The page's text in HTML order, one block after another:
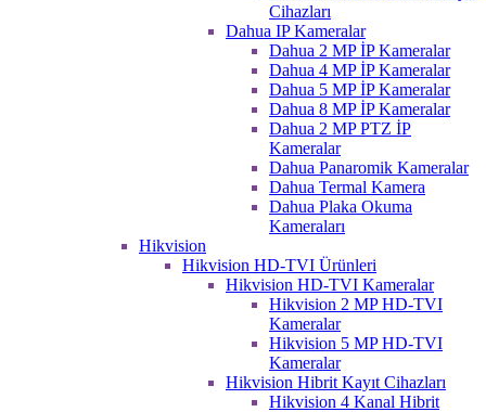
Cihazları
Dahua IP Kameralar
Dahua 2 MP İP Kameralar
Dahua 4 MP İP Kameralar
Dahua 5 MP İP Kameralar
Dahua 8 MP İP Kameralar
Dahua 2 MP PTZ İP
Kameralar
Dahua Panaromik Kameralar
Dahua Termal Kamera
Dahua Plaka Okuma
Kameraları
Hikvision
Hikvision HD-TVI Ürünleri
Hikvision HD-TVI Kameralar
Hikvision 2 MP HD-TVI
Kameralar
Hikvision 5 MP HD-TVI
Kameralar
Hikvision Hibrit Kayıt Cihazları
Hikvision 4 Kanal Hibrit